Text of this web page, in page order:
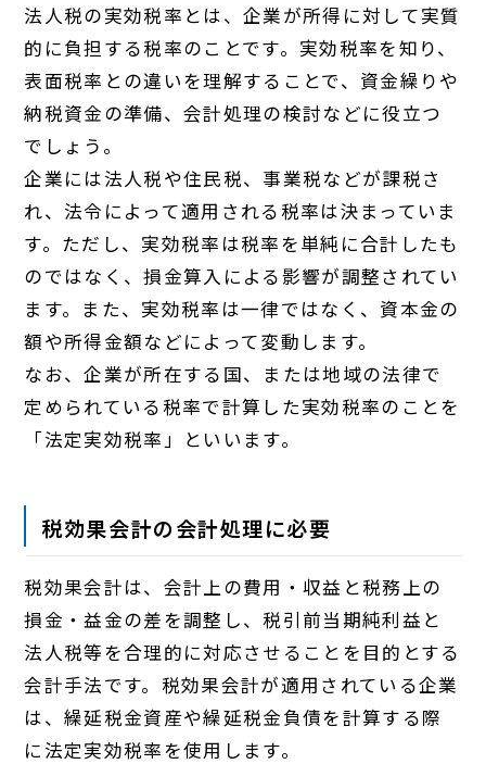
法人税の実効税率とは、企業が所得に対して実質
的に負担する税率のことです。実効税率を知り、
表面税率との違いを理解することで、資金繰りや
納税資金の準備、会計処理の検討などに役立つ
でしょう。
企業には法人税や住民税、事業税などが課税さ
れ、法令によって適用される税率は決まっていま
す。ただし、実効税率は税率を単純に合計したも
のではなく、損金算入による影響が調整されてい
ます。また、実効税率は一律ではなく、資本金の
額や所得金額などによって変動します。
なお、企業が所在する国、または地域の法律で
定められている税率で計算した実効税率のことを
「法定実効税率」といいます。
税効果会計の会計処理に必要
税効果会計は、会計上の費用・収益と税務上の
損金・益金の差を調整し、税引前当期純利益と
法人税等を合理的に対応させることを目的とする
会計手法です。税効果会計が適用されている企業
は、繰延税金資産や繰延税金負債を計算する際
に法定実効税率を使用します。